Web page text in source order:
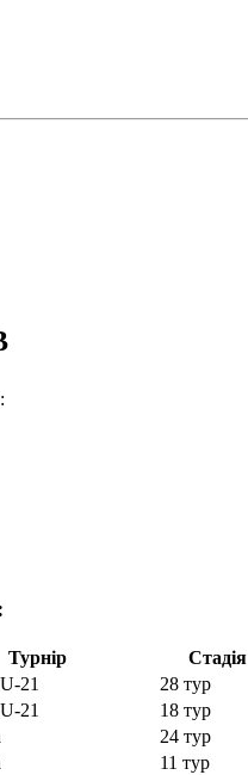
:
Турнір Стадія
21 28 тур
21 18 тур
24 тур
11 тур